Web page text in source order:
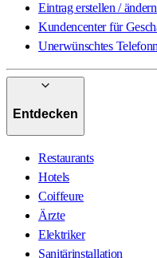
Eintrag erstellen /
Kundencenter für
Unerwünschtes
Entdecken
Restaurants
Hotels
Coiffeure
Ärzte
Elektriker
Sanitärinstallation